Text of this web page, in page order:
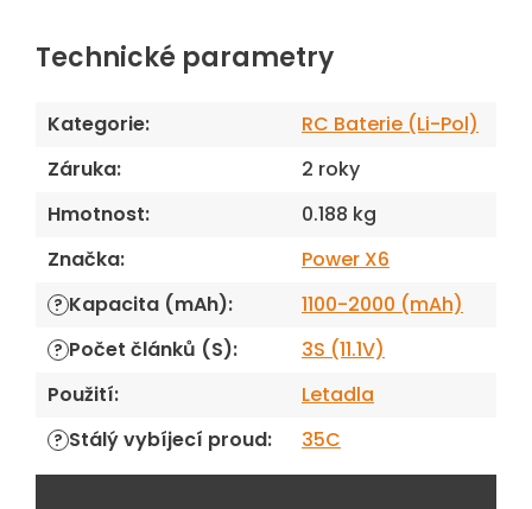
Technické parametry
Kategorie:
RC Baterie (Li-Pol)
Záruka:
2 roky
Hmotnost:
0.188 kg
Značka: Power X6
? Kapacita (mAh): 1100-2000 (mAh)
? Počet článků (S):
3S (11.1V)
Použití: Letadla
? Stálý vybíjecí proud: 35C